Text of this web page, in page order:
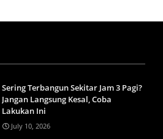
Sering Terbangun Sekitar Jam 3 Pagi?
Jangan Langsung Kesal, Coba
Lakukan Ini
July 10, 2026